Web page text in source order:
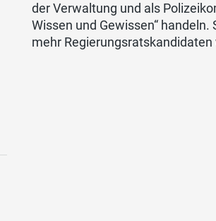
der Verwaltung und als
Wissen und Gewissen“
mehr